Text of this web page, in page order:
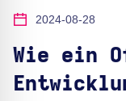
2024-08-28
Wie ein